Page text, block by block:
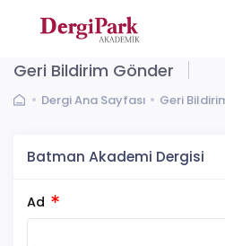
Geri Bildirim Gönder
Dergi Ana Sayfası Geri
Batman Akademi Dergisi
Ad